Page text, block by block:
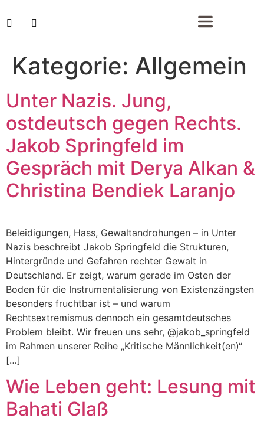
Kategorie: Allgemein
Unter Nazis. Jung,
ostdeutsch gegen Rechts.
Jakob Springfeld im
Gespräch mit Derya Alkan &
Christina Bendiek Laranjo
Beleidigungen, Hass, Gewaltandrohungen – in Unter
Nazis beschreibt Jakob Springfeld die Strukturen,
Hintergründe und Gefahren rechter Gewalt in
Deutschland. Er zeigt, warum gerade im Osten der
Boden für die Instrumentalisierung von Existenzängsten
besonders fruchtbar ist – und warum
Rechtsextremismus dennoch ein gesamtdeutsches
Problem bleibt. Wir freuen uns sehr, @jakob_springfeld
im Rahmen unserer Reihe „Kritische Männlichkeit(en)“
[…]
Wie Leben geht: Lesung mit
Bahati Glaß